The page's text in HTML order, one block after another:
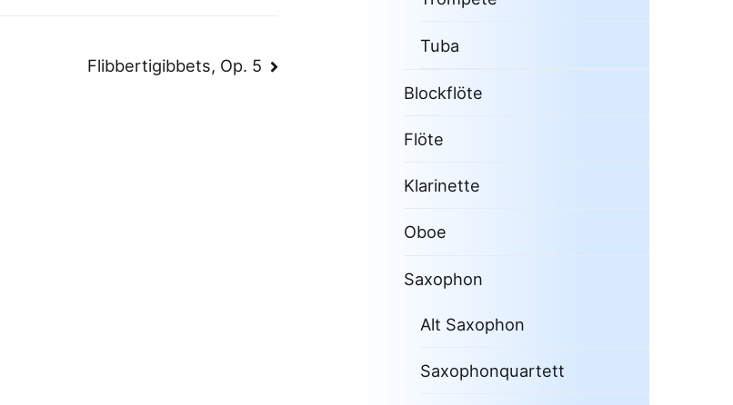
Flibbertigibbets, Op. 5
Tuba
Blockflöte
Flöte
Klarinette
Oboe
Saxophon
Alt Saxophon
Saxophonquartett